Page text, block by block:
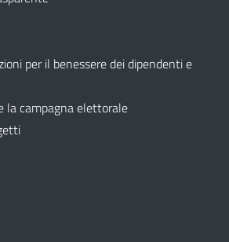
per il benessere dei dipendenti e
la campagna elettorale